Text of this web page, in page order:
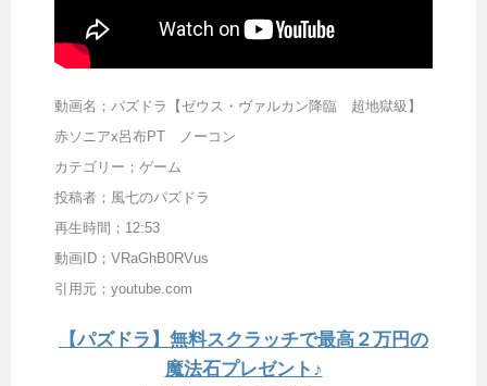
動画名；パズドラ【ゼウス・ヴァルカン降臨 超地獄級】
赤ソニアx呂布PT ノーコン
カテゴリー；ゲーム
投稿者；風七のパズドラ
再生時間；12:53
動画ID；VRaGhB0RVus
引用元；youtube.com
【パズドラ】無料スクラッチで最高２万円の
魔法石プレゼント♪